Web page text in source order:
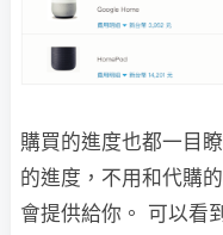
購買的進度也都一目
的進度，不用和代購
會提供給你。 可以看